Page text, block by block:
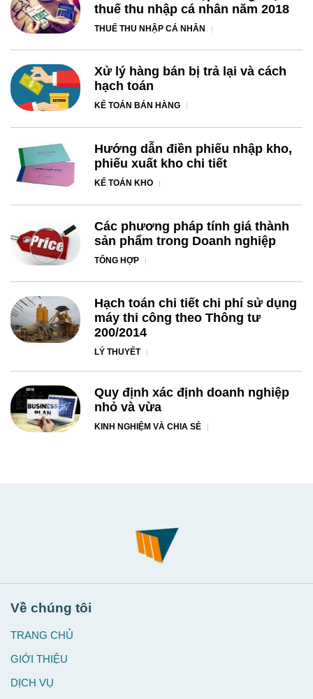
thuế thu nhập cá nhân năm 2018
THUẾ THU NHẬP CÁ NHÂN
Xử lý hàng bán bị trả lại và cách
hạch toán
KẾ TOÁN BÁN HÀNG
Hướng dẫn điền phiếu nhập kho,
phiếu xuất kho chi tiết
KẾ TOÁN KHO
Các phương pháp tính giá thành
sản phẩm trong Doanh nghiệp
TỔNG HỢP
Hạch toán chi tiết chi phí sử dụng
máy thi công theo Thông tư
200/2014
LÝ THUYẾT
Quy định xác định doanh nghiệp
nhỏ và vừa
KINH NGHIỆM VÀ CHIA SẺ
Về chúng tôi
TRANG CHỦ
GIỚI THIỆU
DỊCH VỤ